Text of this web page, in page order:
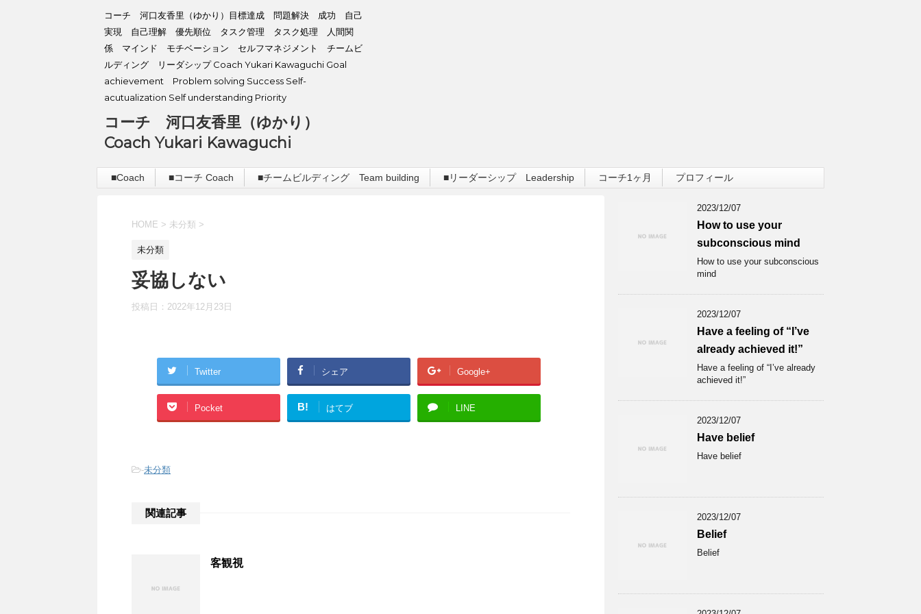
コーチ 河口友香里（ゆかり）目標達成 問題解決 成功 自己
実現 自己理解 優先順位 タスク管理 タスク処理 人間関
係 マインド モチベーション セルフマネジメント チームビ
ルディング リーダシップ Coach Yukari Kawaguchi Goal
achievement Problem solving Success Self-
acutualization Self understanding Priority
コーチ 河口友香里（ゆかり）
Coach Yukari Kawaguchi
■Coach ■コーチ Coach ■チームビルディング Team building ■リーダーシップ Leadership コーチ1ヶ月 プロフィール
HOME > 未分類 >
未分類
妥協しない
投稿日： 2022年12月23日
Twitter シェア Google+
Pocket B! はてブ LINE
-未分類
関連記事
客観視
2023/12/07
How to use your
subconscious mind
How to use your subconscious
mind
2023/12/07
Have a feeling of “I’ve
already achieved it!”
Have a feeling of “I’ve already
achieved it!”
2023/12/07
Have belief
Have belief
2023/12/07
Belief
Belief